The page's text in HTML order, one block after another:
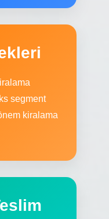
segment
kiralama